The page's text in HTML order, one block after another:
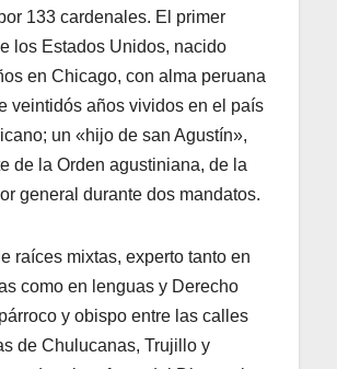
133 cardenales. El primer
los Estados Unidos, nacido
en Chicago, con alma peruana
veintidós años vividos en el país
un «hijo de san Agustín»,
de la Orden agustiniana, de la
general durante dos mandatos.
raíces mixtas, experto tanto en
como en lenguas y Derecho
y obispo entre las calles
de Chulucanas, Trujillo y